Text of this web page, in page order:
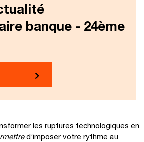
banque - 24ème
les ruptures technologiques en
d’imposer votre rythme au